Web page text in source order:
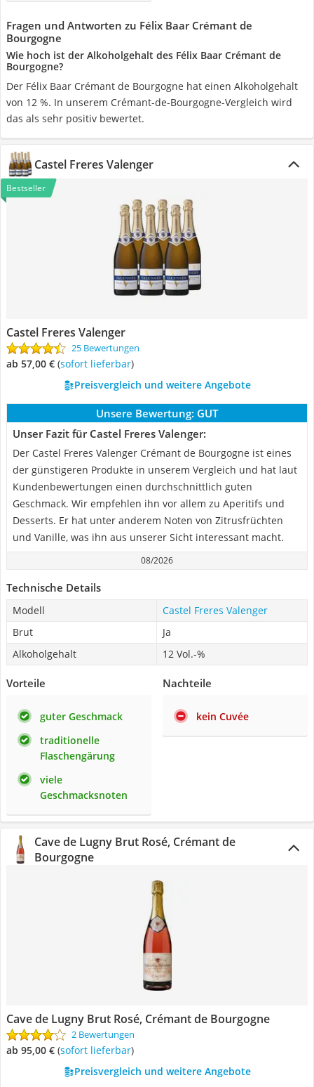
Fragen und Antworten zu Félix Baar Crémant de
Bourgogne
Wie hoch ist der Alkoholgehalt des Félix Baar Crémant de
Bourgogne?
Der Félix Baar Crémant de Bourgogne hat einen Alkoholgehalt
von 12 %. In unserem Crémant-de-Bourgogne-Vergleich wird
das als sehr positiv bewertet.
Castel Freres Valenger
Bestseller
Castel Freres Valenger
25 Bewertungen
ab 57,00 € ( Sofort lieferbar)
Preisvergleich und weitere Angebote
Unsere Bewertung: GUT
Unser Fazit für Castel Freres Valenger:
Der Castel Freres Valenger Crémant de Bourgogne ist eines
der günstigeren Produkte in unserem Vergleich und hat laut
Kundenbewertungen einen durchschnittlich guten
Geschmack. Wir empfehlen ihn vor allem zu Aperitifs und
Desserts. Er hat unter anderem Noten von Zitrusfrüchten
und Vanille, was ihn aus unserer Sicht interessant macht.
08/2026
Technische Details
Modell
Castel Freres Valenger
Brut
Ja
Alkoholgehalt
12 Vol.-%
Vorteile
guter Geschmack
traditionelle
Flaschengärung
viele
Geschmacksnoten
Nachteile
kein Cuvée
Cave de Lugny Brut Rosé, Crémant de
Bourgogne
Cave de Lugny Brut Rosé, Crémant de Bourgogne
2 Bewertungen
ab 95,00 € ( Sofort lieferbar)
Preisvergleich und weitere Angebote